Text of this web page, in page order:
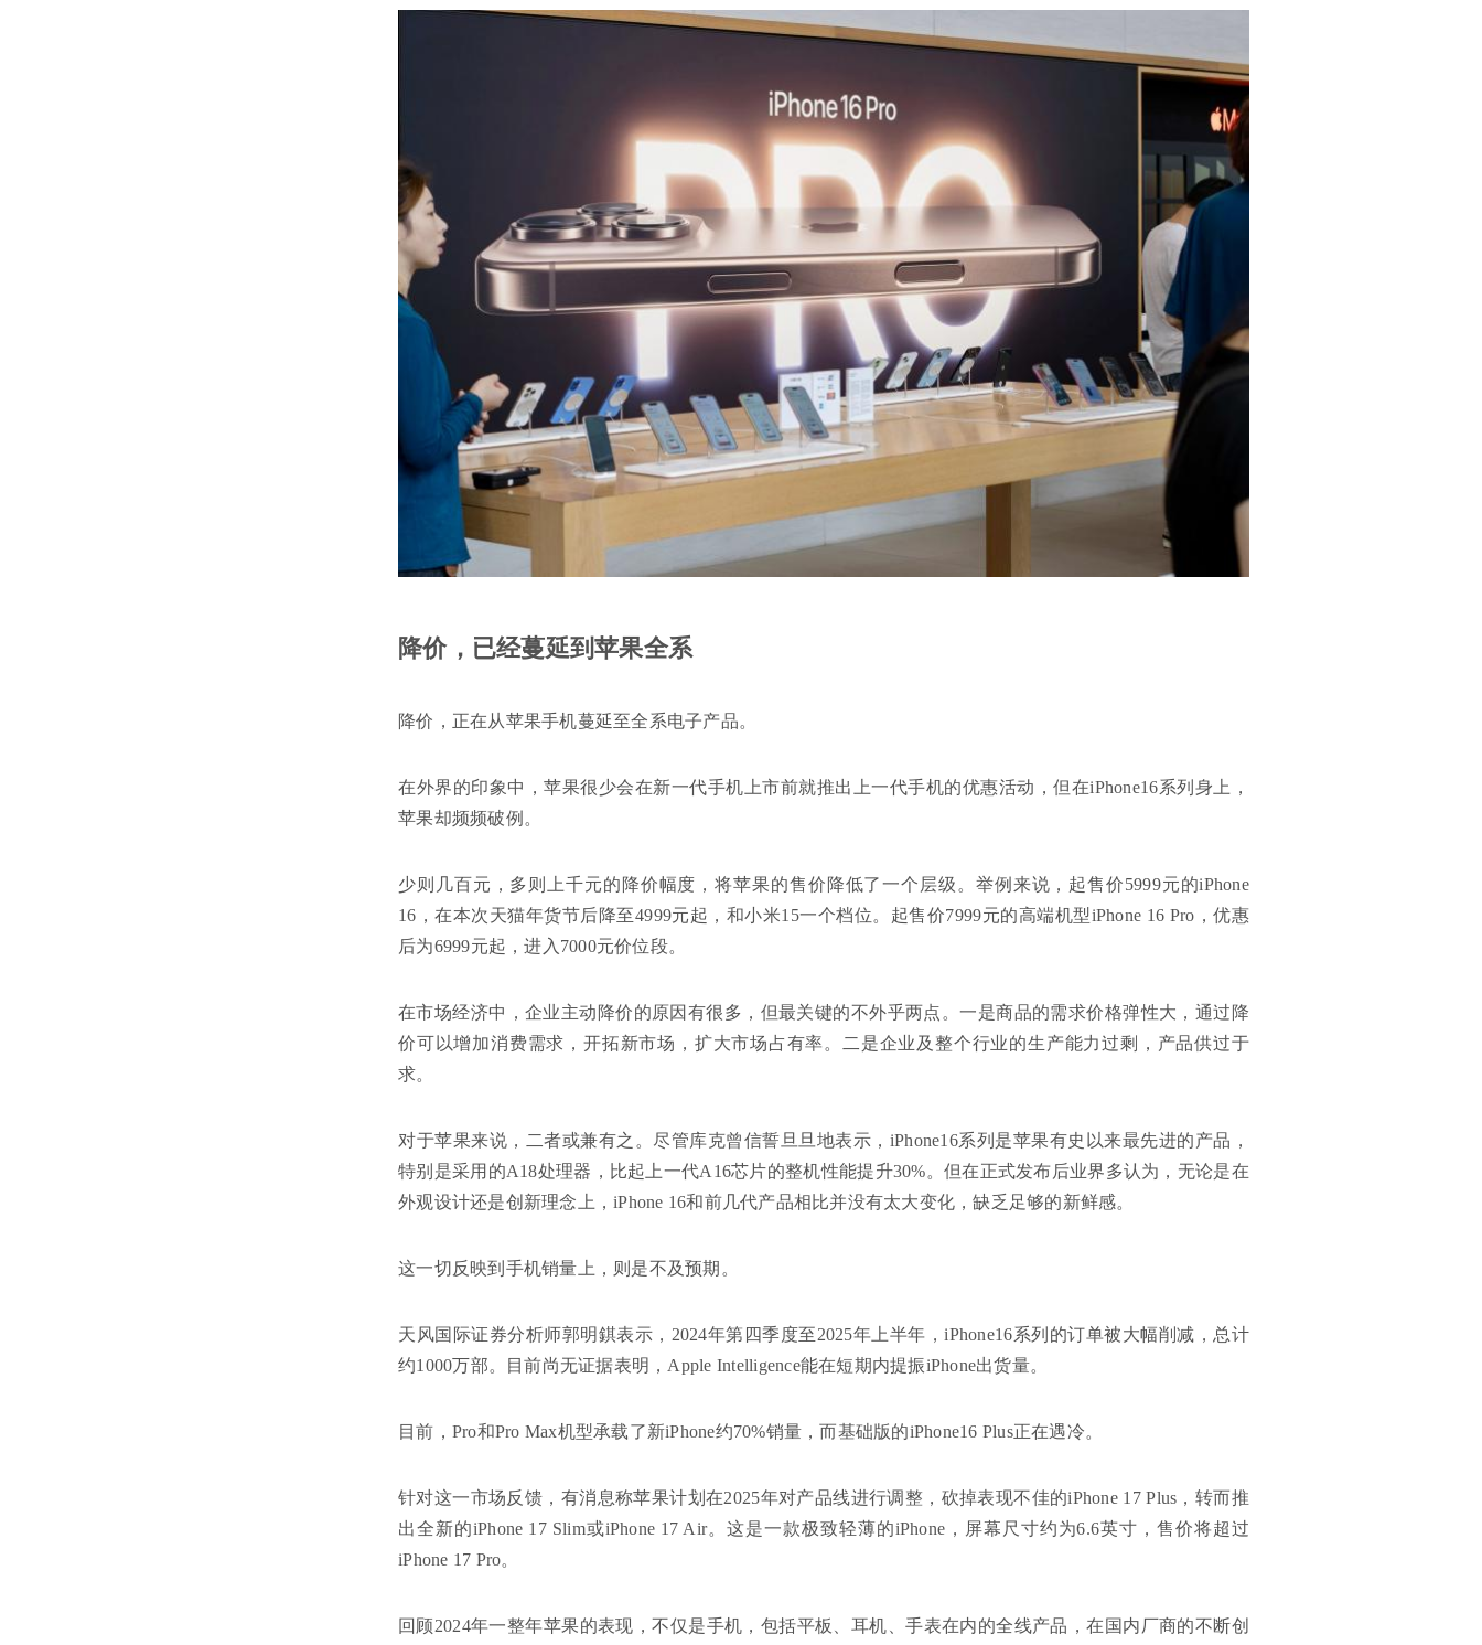
降价，已经蔓延到苹果全系
降价，正在从苹果手机蔓延至全系电子产品。
在外界的印象中，苹果很少会在新一代手机上市前就推出上一代手机的优惠活动，但在iPhone16系列身上，
苹果却频频破例。
少则几百元，多则上千元的降价幅度，将苹果的售价降低了一个层级。举例来说，起售价5999元的iPhone
16，在本次天猫年货节后降至4999元起，和小米15一个档位。起售价7999元的高端机型iPhone 16 Pro，优惠
后为6999元起，进入7000元价位段。
在市场经济中，企业主动降价的原因有很多，但最关键的不外乎两点。一是商品的需求价格弹性大，通过降
价可以增加消费需求，开拓新市场，扩大市场占有率。二是企业及整个行业的生产能力过剩，产品供过于
求。
对于苹果来说，二者或兼有之。尽管库克曾信誓旦旦地表示，iPhone16系列是苹果有史以来最先进的产品，
特别是采用的A18处理器，比起上一代A16芯片的整机性能提升30%。但在正式发布后业界多认为，无论是在
外观设计还是创新理念上，iPhone 16和前几代产品相比并没有太大变化，缺乏足够的新鲜感。
这一切反映到手机销量上，则是不及预期。
天风国际证券分析师郭明錤表示，2024年第四季度至2025年上半年，iPhone16系列的订单被大幅削减，总计
约1000万部。目前尚无证据表明，Apple Intelligence能在短期内提振iPhone出货量。
目前，Pro和Pro Max机型承载了新iPhone约70%销量，而基础版的iPhone16 Plus正在遇冷。
针对这一市场反馈，有消息称苹果计划在2025年对产品线进行调整，砍掉表现不佳的iPhone 17 Plus，转而推
出全新的iPhone 17 Slim或iPhone 17 Air。这是一款极致轻薄的iPhone，屏幕尺寸约为6.6英寸，售价将超过
iPhone 17 Pro。
回顾2024年一整年苹果的表现，不仅是手机，包括平板、耳机、手表在内的全线产品，在国内厂商的不断创